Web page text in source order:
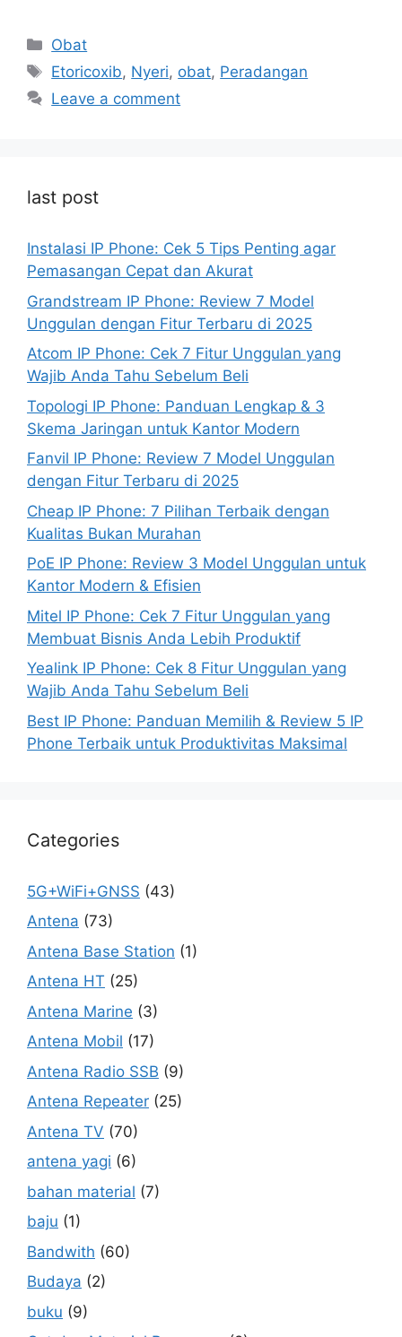
Categories
Obat
Tags
Etoricoxib, Nyeri, obat, Peradangan
Leave a comment
last post
Instalasi IP Phone: Cek 5 Tips Penting agar
Pemasangan Cepat dan Akurat
Grandstream IP Phone: Review 7 Model
Unggulan dengan Fitur Terbaru di 2025
Atcom IP Phone: Cek 7 Fitur Unggulan yang
Wajib Anda Tahu Sebelum Beli
Topologi IP Phone: Panduan Lengkap & 3
Skema Jaringan untuk Kantor Modern
Fanvil IP Phone: Review 7 Model Unggulan
dengan Fitur Terbaru di 2025
Cheap IP Phone: 7 Pilihan Terbaik dengan
Kualitas Bukan Murahan
PoE IP Phone: Review 3 Model Unggulan untuk
Kantor Modern & Efisien
Mitel IP Phone: Cek 7 Fitur Unggulan yang
Membuat Bisnis Anda Lebih Produktif
Yealink IP Phone: Cek 8 Fitur Unggulan yang
Wajib Anda Tahu Sebelum Beli
Best IP Phone: Panduan Memilih & Review 5 IP
Phone Terbaik untuk Produktivitas Maksimal
Categories
5G+WiFi+GNSS (43)
Antena (73)
Antena Base Station (1)
Antena HT (25)
Antena Marine (3)
Antena Mobil (17)
Antena Radio SSB (9)
Antena Repeater (25)
Antena TV (70)
antena yagi (6)
bahan material (7)
baju (1)
Bandwith (60)
Budaya (2)
buku (9)